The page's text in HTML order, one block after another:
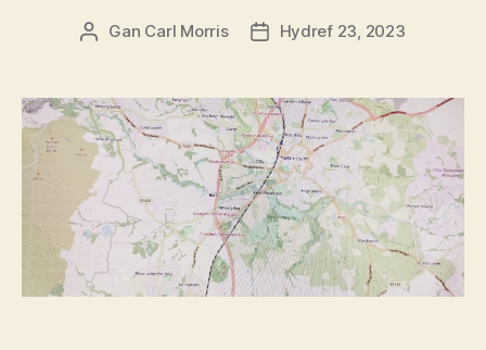
Awdur
Gan Carl Morris
Dyddiad
Hydref 23, 2023